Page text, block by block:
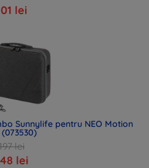
lei
Sunnylife pentru NEO Motion
lei
lei